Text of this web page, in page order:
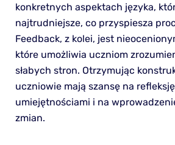
konkretnych aspektach języka,
najtrudniejsze, co przyspiesza
Feedback, z kolei, jest
które umożliwia uczniom
słabych stron. Otrzymując
uczniowie mają szansę na
umiejętnościami i na
zmian.